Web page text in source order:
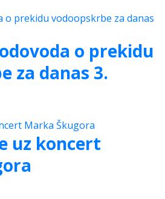
o prekidu
za danas 3.
uz koncert